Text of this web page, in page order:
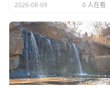
2026-08-09 0 人在看